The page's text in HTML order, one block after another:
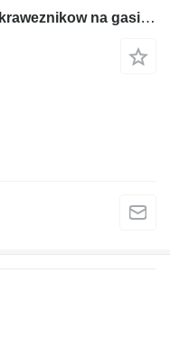
Probst trasnmobil ukladarka do kraweznikow na gasienicach,optimas